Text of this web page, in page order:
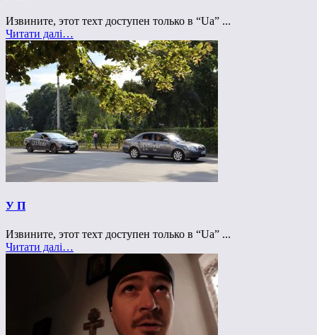
Извините, этот техт доступен только в “Ua” ...
Читати далі…
У П
Извините, этот техт доступен только в “Ua” ...
Читати далі…